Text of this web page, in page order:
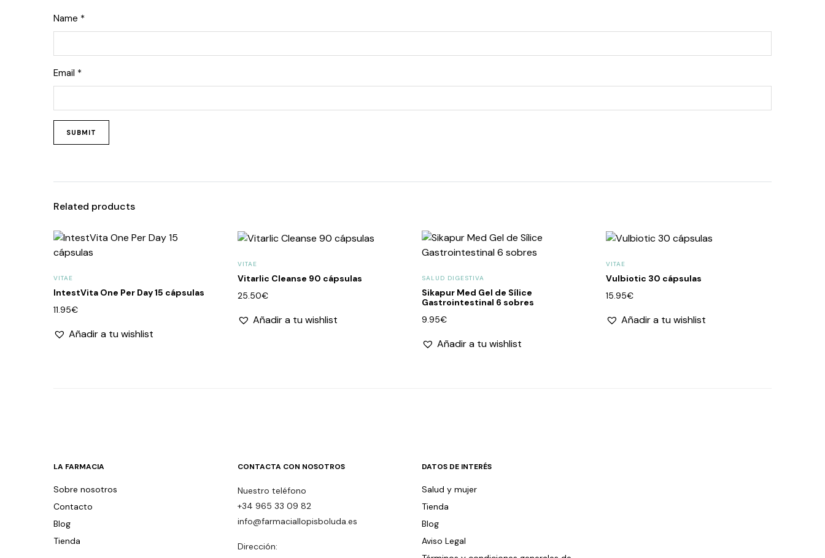
Name *
Email *
Related products
VITAE
IntestVita One Per Day 15 cápsulas
11.95€
Añadir a tu wishlist
VITAE
Vitarlic Cleanse 90 cápsulas
25.50€
Añadir a tu wishlist
SALUD DIGESTIVA
Sikapur Med Gel de Sílice
Gastrointestinal 6 sobres
9.95€
Añadir a tu wishlist
VITAE
Vulbiotic 30 cápsulas
15.95€
Añadir a tu wishlist
LA FARMACIA
Sobre nosotros
Contacto
Blog
Tienda
CONTACTA CON NOSOTROS
Nuestro teléfono
+34 965 33 09 82
info@farmaciallopisboluda.es
Dirección:
DATOS DE INTERÉS
Salud y mujer
Tienda
Blog
Aviso Legal